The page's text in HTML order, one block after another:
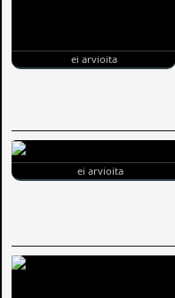
ei arvioita
ei arvioita